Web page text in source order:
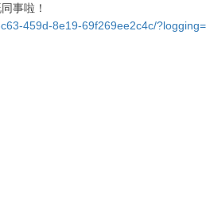
事啦！
459d-8e19-69f269ee2c4c/